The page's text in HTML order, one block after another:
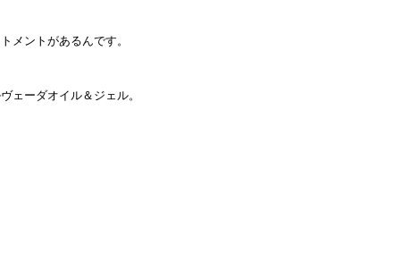
メントがあるんです。
ェーダオイル＆ジェル。